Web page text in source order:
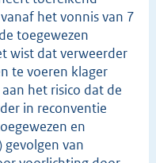
het vonnis van 7
toegewezen
wist dat verweerder
te voeren klager
het risico dat de
in reconventie
en
van